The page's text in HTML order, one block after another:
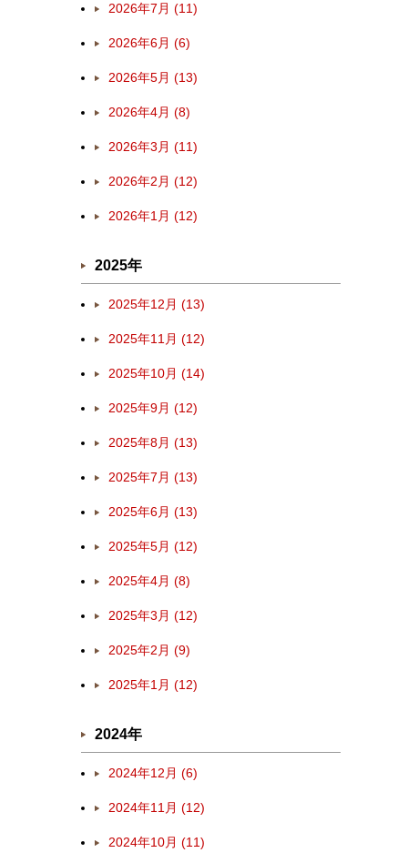
2026年7月 (11)
2026年6月 (6)
2026年5月 (13)
2026年4月 (8)
2026年3月 (11)
2026年2月 (12)
2026年1月 (12)
2025年
2025年12月 (13)
2025年11月 (12)
2025年10月 (14)
2025年9月 (12)
2025年8月 (13)
2025年7月 (13)
2025年6月 (13)
2025年5月 (12)
2025年4月 (8)
2025年3月 (12)
2025年2月 (9)
2025年1月 (12)
2024年
2024年12月 (6)
2024年11月 (12)
2024年10月 (11)